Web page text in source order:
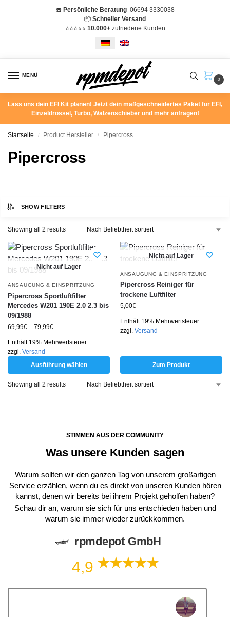
☎️ Persönliche Beratung06694 3330038
📦 Schneller Versand
⭐️⭐️⭐️⭐️⭐️ 10.000+zufriedene Kunden
MENÜ
0
Lass uns dein EFI Kit planen! Jetzt dein maßgeschneidertes Paket für EFI,
Einzeldrossel, Turbo, Walzenschieber und mehr anfragen!
Startseite / Product Hersteller / Pipercross
Pipercross
SHOW FILTERS
Showing all 2 results
Nicht auf Lager
ANSAUGUNG & EINSPRITZUNG
Pipercross Sportluftfilter
Mercedes W201 190E 2.0 2.3 bis
09/1988
69,99€ – 79,99€
Enthält 19% Mehrwertsteuer
zzgl. Versand
Ausführung wählen
Nicht auf Lager
ANSAUGUNG & EINSPRITZUNG
Pipercross Reiniger für
trockene Luftfilter
5,00€
Enthält 19% Mehrwertsteuer
zzgl. Versand
Zum Produkt
Showing all 2 results
STIMMEN AUS DER COMMUNITY
Was unsere Kunden sagen
Warum sollten wir den ganzen Tag von unserem großartigen
Service erzählen, wenn du es direkt von unseren Kunden hören
kannst, denen wir bereits bei ihrem Projekt geholfen haben?
Schau dir an, warum sie sich für uns entschieden haben und
warum sie immer wieder zurückkommen.
rpmdepot GmbH
4,9